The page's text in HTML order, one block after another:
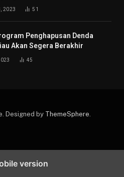
2023 51
Penghapusan Denda
Akan Segera Berakhir
45
Designed by ThemeSphere.
version